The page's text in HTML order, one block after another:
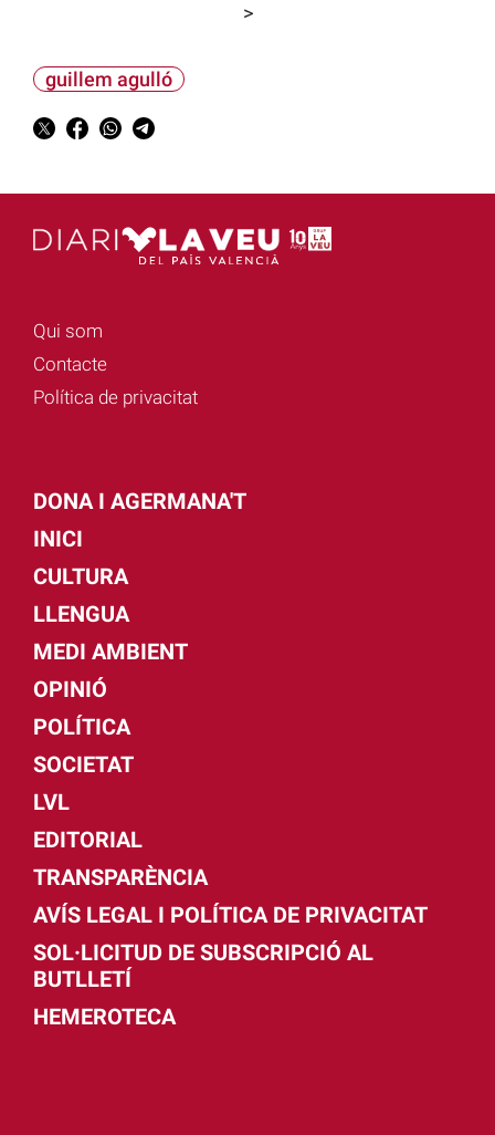
>
guillem agulló
Qui som
Contacte
Política de privacitat
DONA I AGERMANA'T
INICI
CULTURA
LLENGUA
MEDI AMBIENT
OPINIÓ
POLÍTICA
SOCIETAT
LVL
EDITORIAL
TRANSPARÈNCIA
AVÍS LEGAL I POLÍTICA DE PRIVACITAT
SOL·LICITUD DE SUBSCRIPCIÓ AL
BUTLLETÍ
HEMEROTECA